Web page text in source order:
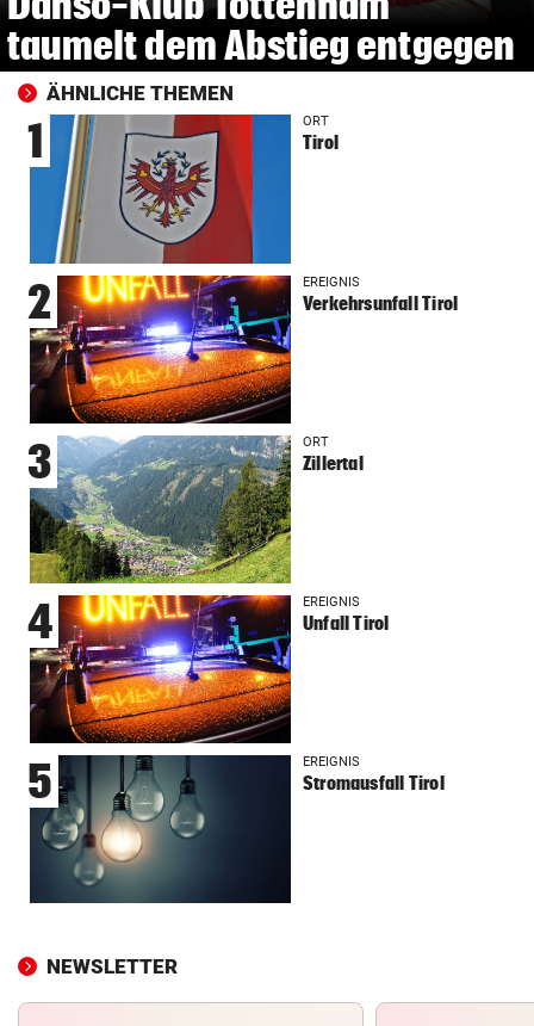
taumelt dem Abstieg entgegen
ÄHNLICHE THEMEN
1 ORT
Tirol
2 EREIGNIS
Verkehrsunfall Tirol
3 ORT
Zillertal
4 EREIGNIS
Unfall Tirol
5 EREIGNIS
Stromausfall Tirol
NEWSLETTER